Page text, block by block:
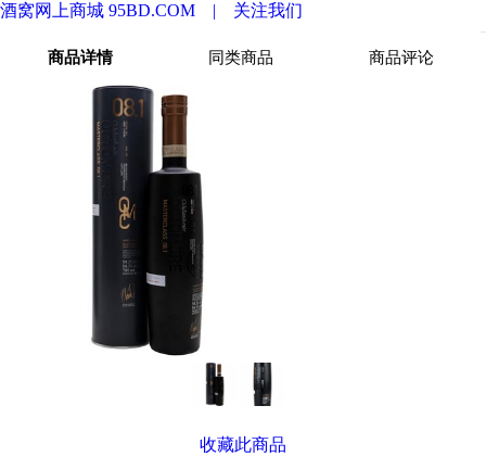
酒窝网上商城 95BD.COM | 关注我们
商品详情 同类商品 商品评论
收藏此商品